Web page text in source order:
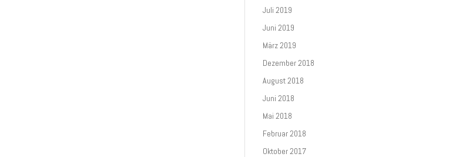
Juli 2019
Juni 2019
März 2019
Dezember 2018
August 2018
Juni 2018
Mai 2018
Februar 2018
Oktober 2017